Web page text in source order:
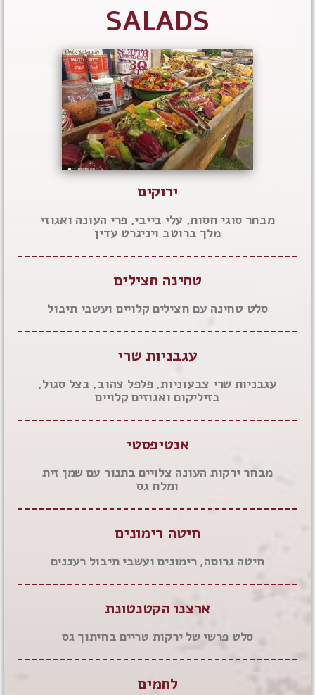
SALADS
ירוקים
מבחר סוגי חסות, עלי בייבי, פרי העונה ואגוזי
מלך ברוטב ויניגרט עדין
טחינה חצילים
סלט טחינה עם חצילים קלויים ועשבי תיבול
עגבניות שרי
עגבניות שרי צבעוניות, פלפל צהוב, בצל סגול,
בזיליקום ואגוזים קלויים
אנטיפסטי
מבחר ירקות העונה צלויים בתנור עם שמן זית
ומלח גס
חיטה רימונים
חיטה גרוסה, רימונים ועשבי תיבול רעננים
ארצנו הקטנטונת
סלט פרשי של ירקות טריים בחיתוך גס
לחמים